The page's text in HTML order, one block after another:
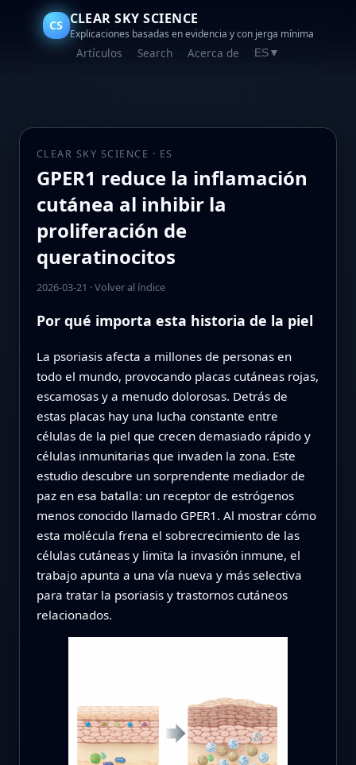
CS CLEAR SKY SCIENCE
Explicaciones basadas en evidencia y con jerga mínima
Artículos Search Acerca de ES ▼
CLEAR SKY SCIENCE · ES
GPER1 reduce la inflamación
cutánea al inhibir la
proliferación de
queratinocitos
2026-03-21 ·Volver al índice
Por qué importa esta historia de la piel
La psoriasis afecta a millones de personas en
todo el mundo, provocando placas cutáneas rojas,
escamosas y a menudo dolorosas. Detrás de
estas placas hay una lucha constante entre
células de la piel que crecen demasiado rápido y
células inmunitarias que invaden la zona. Este
estudio descubre un sorprendente mediador de
paz en esa batalla: un receptor de estrógenos
menos conocido llamado GPER1. Al mostrar cómo
esta molécula frena el sobrecrecimiento de las
células cutáneas y limita la invasión inmune, el
trabajo apunta a una vía nueva y más selectiva
para tratar la psoriasis y trastornos cutáneos
relacionados.